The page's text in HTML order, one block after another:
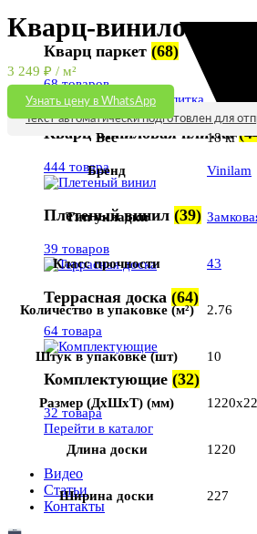
Кварц паркет (68)
68 товаров
Кварц-виниловая плитка
444 товара
Плетеный винил (39)
39 товаров
Террасная доска (64)
64 товара
Комплектующие (32)
32 товара
Перейти в каталог
Видео
Статьи
Контакты
Кварц-виниловая
3 249 ₽ / м²
Узнать цену в WhatsApp
Текст автоматически подготовлен для
Вес 18 кг
Бренд Vinilam
Тип укладки
Класс прочности 43
Количество в упаковке (м²) 2.76
Штук в упаковке (шт) 10
Размер (ДхШхТ) (мм)
Длина доски 1220
Ширина доски 227